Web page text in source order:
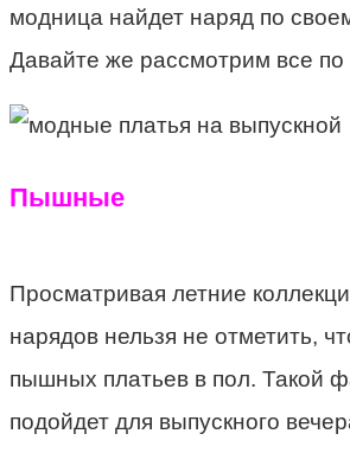
модница найдет наряд по
Давайте же рассмотрим все по
Пышные
Просматривая летние
нарядов нельзя не отметить,
пышных платьев в пол. Такой
подойдет для выпускного